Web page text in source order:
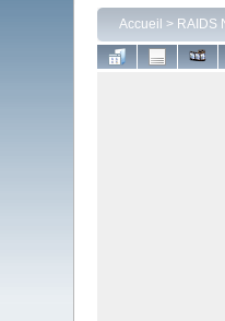
Accueil > RAIDS